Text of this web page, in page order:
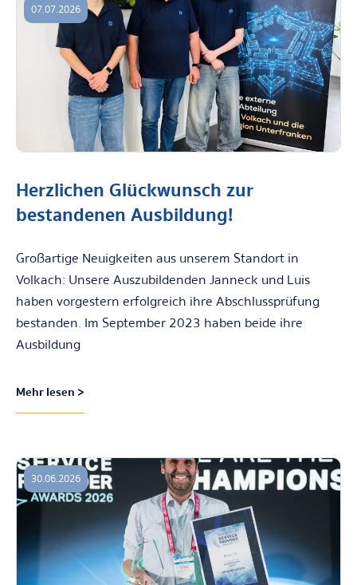
Herzlichen Glückwunsch zur
bestandenen Ausbildung!
Großartige Neuigkeiten aus unserem Standort in
Volkach: Unsere Auszubildenden Janneck und Luis
haben vorgestern erfolgreich ihre Abschlussprüfung
bestanden. Im September 2023 haben beide ihre
Ausbildung
Mehr lesen >
07.07.2026
30.06.2026